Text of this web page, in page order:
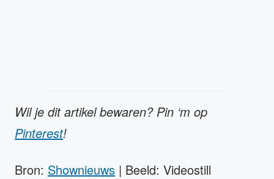
Wil je dit artikel bewaren? Pin ‘m op
Pinterest!
Bron: Shownieuws | Beeld: Videostill